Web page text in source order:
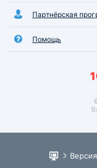
Партнёрская
Помощь